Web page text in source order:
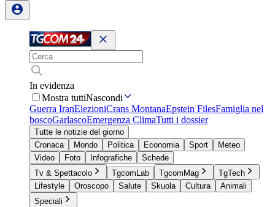
In evidenza
Mostra tuttiNascondi
Guerra IranElezioniCrans MontanaEpstein FilesFamiglia nel
boscoGarlascoEmergenza ClimaTutti i dossier
Tutte le notizie del giorno
Cronaca
Mondo Politica Economia Sport
Meteo
Video
Foto Infografiche
Schede
Tv & Spettacolo
TgcomLab TgcomMag
TgTech
Lifestyle
Oroscopo Salute Skuola Cultura
Animali
Speciali